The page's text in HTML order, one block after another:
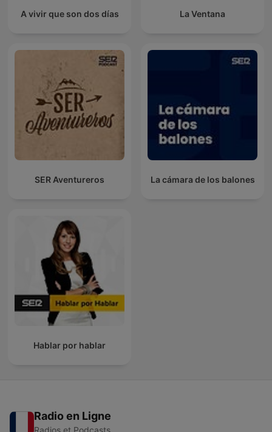
A vivir que son dos días La Ventana
SER Aventureros La cámara de los balones
Hablar por hablar
Radio en Ligne